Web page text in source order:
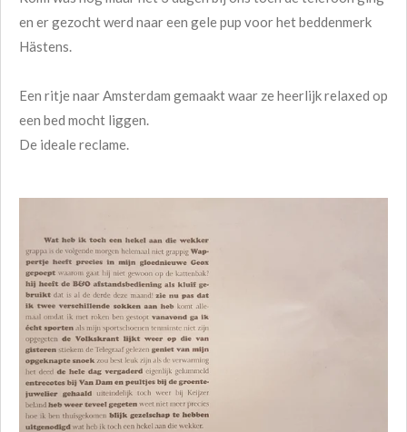
en er gezocht werd naar een gele pup voor het beddenmerk
Hästens.
Een ritje naar Amsterdam gemaakt waar ze heerlijk relaxed op
een bed mocht liggen.
De ideale reclame.